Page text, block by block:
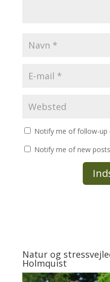
Notify me of follow-up
Notify me of new
Natur og
Holmquist